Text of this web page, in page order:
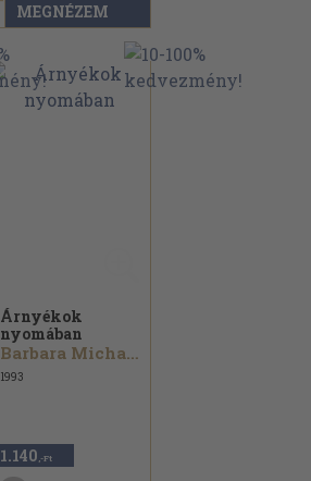
MEGNÉZEM
Árnyékok
nyomában
Barbara Michaels
1993
1.140 ,-Ft